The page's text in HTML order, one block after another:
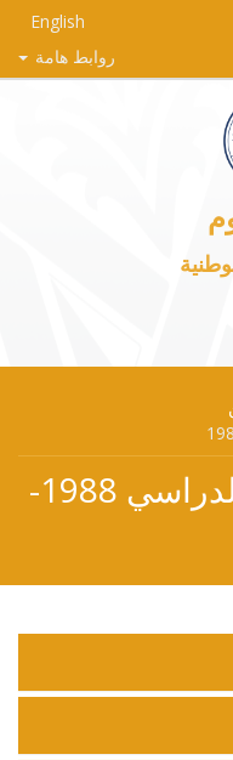
English
روابط هامة
الفوج التاسع - العام الدراسي 1988-